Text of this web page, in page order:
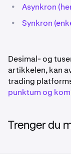
• Asynkron
• Synkron
Desimal- og
artikkelen, kan
trading
punktum og
Trenger du